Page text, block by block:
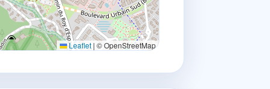
Leaflet | © OpenStreetMap